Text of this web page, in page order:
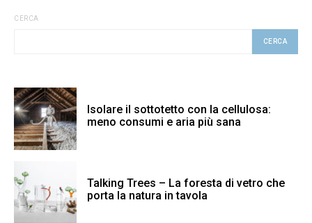
CERCA
CERCA
Isolare il sottotetto con la cellulosa:
meno consumi e aria più sana
Talking Trees – La foresta di vetro che
porta la natura in tavola